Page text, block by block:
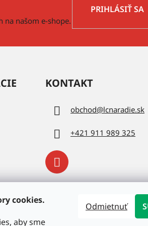
cookies.
aby sme
Odmietnuť
na našom e-shope.
PRIHLÁSIŤ SA
KONTAKT
obchod@lcnaradie.sk
+421 911 989 325